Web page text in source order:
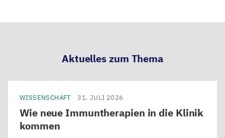
Aktuelles zum Thema
WISSENSCHAFT 31. JULI 2026
Wie neue Immuntherapien in die Klinik
kommen